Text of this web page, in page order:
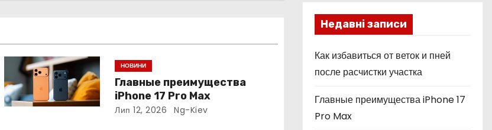
НОВИНИ
Главные преимущества
iPhone 17 Pro Max
Лип 12, 2026 Ng-Kiev
Недавні записи
Как избавиться от веток и пней
после расчистки участка
Главные преимущества iPhone 17
Pro Max